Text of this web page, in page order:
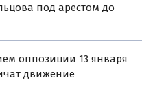
под арестом до
оппозиции 13 января
движение